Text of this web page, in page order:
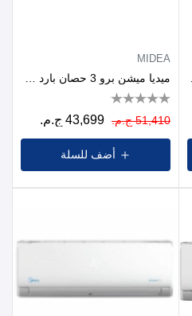
MIDEA
51,410 ج.م. 43,699 ج.م.
أضف للسلة